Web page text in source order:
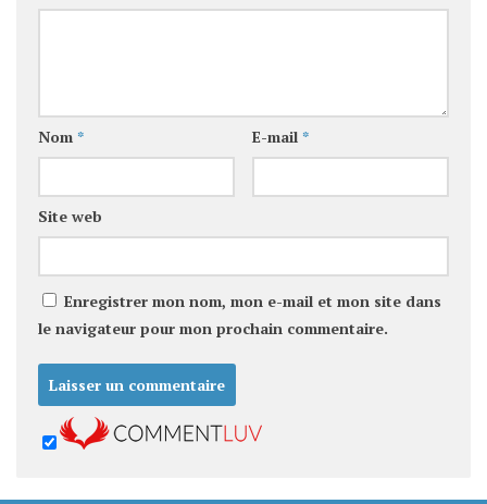
Nom * E-mail *
Site web
Enregistrer mon nom, mon e-mail et mon site dans
le navigateur pour mon prochain commentaire.